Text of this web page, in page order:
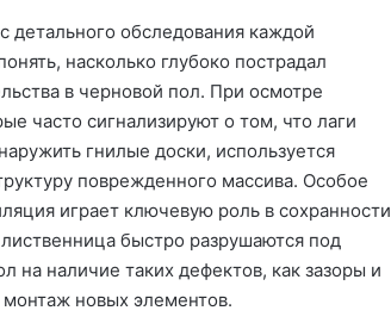
детального обследования каждой
насколько глубоко пострадал
в черновой пол. При осмотре
часто сигнализируют о том, что лаги
гнилые доски, используется
поврежденного массива. Особое
играет ключевую роль в сохранности
быстро разрушаются под
на наличие таких дефектов, как зазоры и
новых элементов.